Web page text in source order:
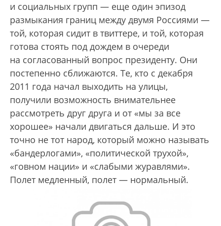
и социальных групп — еще один эпизод
размыкания границ между двумя Россиями —
той, которая сидит в твиттере, и той, которая
готова стоять под дождем в очереди
на согласованный вопрос президенту. Они
постепенно сближаются. Те, кто с декабря
2011 года начал выходить на улицы,
получили возможность внимательнее
рассмотреть друг друга и от «мы за все
хорошее» начали двигаться дальше. И это
точно не тот народ, который можно называть
«бандерлогами», «политической трухой»,
«говном нации» и «слабыми журавлями».
Полет медленный, полет — нормальный.